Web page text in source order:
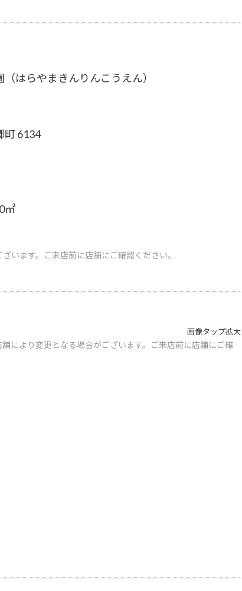
はらやまきんりんこうえん）
町 6134
㎡
います。ご来店前に店舗にご確認ください。
画像タップ拡大
により変更となる場合がございます。ご来店前に店舗にご確